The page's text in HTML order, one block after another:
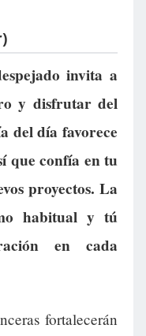
invita a
y disfrutar del
del día favorece
que confía en tu
proyectos. La
habitual y tú
en cada
fortalecerán